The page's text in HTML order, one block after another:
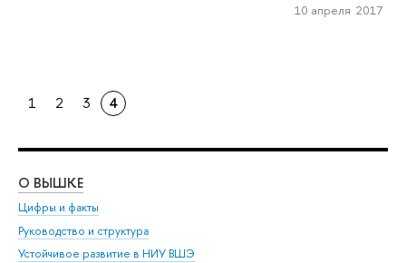
10 апреля 2017
1 2 3 4
О ВЫШКЕ
Цифры и факты
Руководство и структура
Устойчивое развитие в НИУ ВШЭ